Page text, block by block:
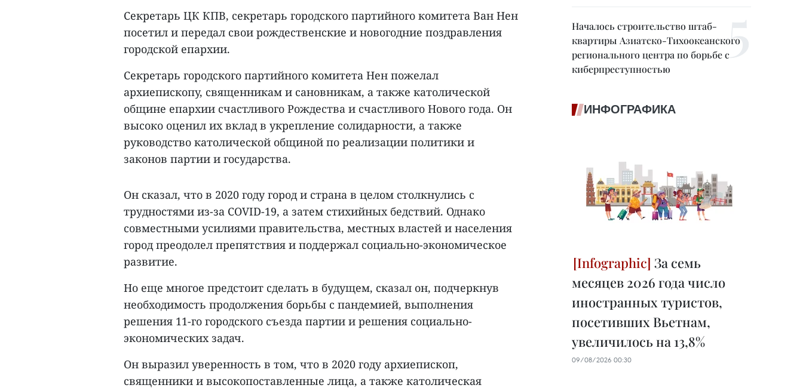
Секретарь ЦК КПВ, секретарь городского партийного комитета Ван Нен
посетил и передал свои рождественские и новогодние поздравления
городской епархии.
Секретарь городского партийного комитета Нен пожелал
архиепископу, священникам и сановникам, а также католической
общине епархии счастливого Рождества и счастливого Нового года. Он
высоко оценил их вклад в укрепление солидарности, а также
руководство католической общиной по реализации политики и
законов партии и государства.
Он сказал, что в 2020 году город и страна в целом столкнулись с
трудностями из-за COVID-19, а затем стихийных бедствий. Однако
совместными усилиями правительства, местных властей и населения
город преодолел препятствия и поддержал социально-экономическое
развитие.
Но еще многое предстоит сделать в будущем, сказал он, подчеркнув
необходимость продолжения борьбы с пандемией, выполнения
решения 11-го городского съезда партии и решения социально-
экономических задач.
Он выразил уверенность в том, что в 2020 году архиепископ,
священники и высокопоставленные лица, а также католическая
Началось строительство штаб-
квартиры Азиатско-Тихоокеанского
регионального центра по борьбе с
киберпреступностью
ИНФОГРАФИКА
За семь
месяцев 2026 года число
иностранных туристов,
посетивших Вьетнам,
увеличилось на 13,8%
09/08/2026 00:30